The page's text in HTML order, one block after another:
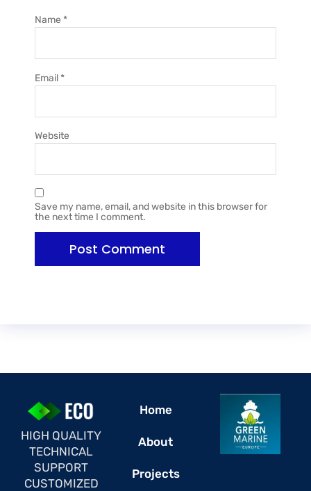
Name *
Email *
Website
Save my name, email, and website in this browser for
the next time I comment.
HIGH QUALITY
TECHNICAL
SUPPORT
CUSTOMIZED
Home
About
Projects